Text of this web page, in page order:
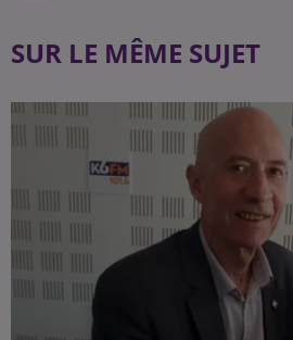
SUR LE MÊME SUJET